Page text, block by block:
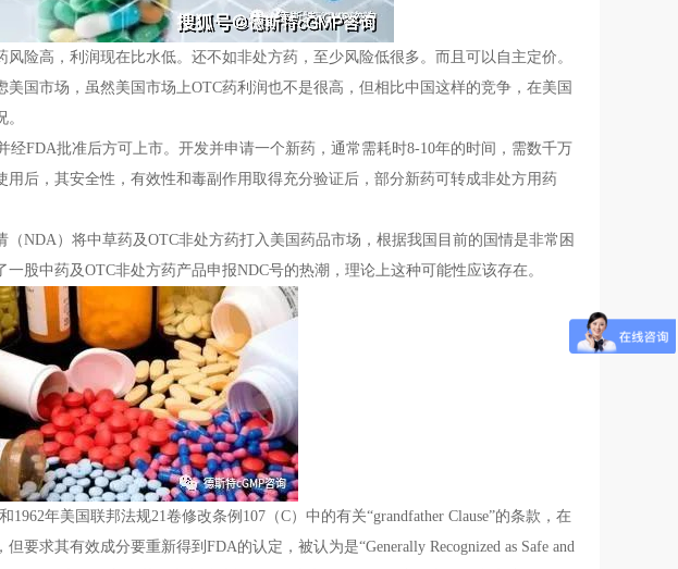
险高，利润现在比水低。还不如非处方药，至少风险低很多。而且可以自主定价。
国市场，虽然美国市场上OTC药利润也不是很高，但相比中国这样的竞争，在美国
FDA批准后方可上市。开发并申请一个新药，通常需耗时8-10年的时间，需数千万
后，其安全性，有效性和毒副作用取得充分验证后，部分新药可转成非处方用药
NDA）将中草药及OTC非处方药打入美国药品市场，根据我国目前的国情是非常困
股中药及OTC非处方药产品申报NDC号的热潮，理论上这种可能性应该存在。
年美国联邦法规21卷修改条例107（C）中的有关“grandfather Clause”的条款，在
要求其有效成分要重新得到FDA的认定，被认为是“Generally Recognized as Safe and